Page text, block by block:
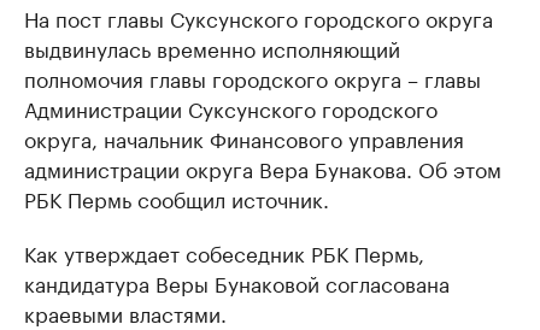
На пост главы Суксунского городского округа
выдвинулась временно исполняющий
полномочия главы городского округа – главы
Администрации Суксунского городского
округа, начальник Финансового управления
администрации округа Вера Бунакова. Об этом
РБК Пермь сообщил источник.
Как утверждает собеседник РБК Пермь,
кандидатура Веры Бунаковой согласована
краевыми властями.